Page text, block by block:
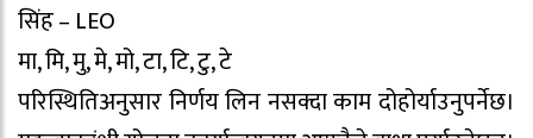
सिंह – LEO
मा, मि, मु, मे, मो, टा, टि, टु, टे
परिस्थितिअनुसार निर्णय लिन नसक्दा काम दोहोर्याउनुपर्नेछ।